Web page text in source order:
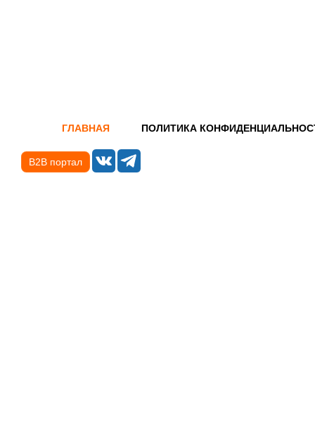
ГЛАВНАЯ ПОЛИТИКА
B2B портал